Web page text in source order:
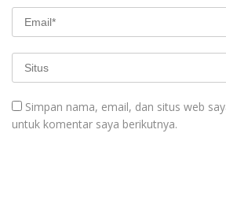
Simpan nama, email, dan situs web
untuk komentar saya berikutnya.